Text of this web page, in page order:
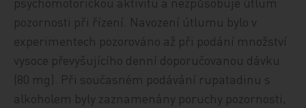
pozornosti při řízení. Navození útlumu bylo v
experimentech pozorováno až při podání množství
vysoce převyšujícího denní doporučovanou dávku
(80 mg). Při současném podávání rupatadinu s
alkoholem byly zaznamenány poruchy pozornosti,